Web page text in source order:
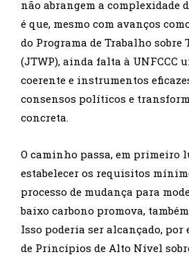
não abrangem a complexidade
é que, mesmo com avanços
do Programa de Trabalho sobre
(JTWP), ainda falta à UNFCCC
coerente e instrumentos
consensos políticos e
concreta.
O caminho passa, em primeiro
estabelecer os requisitos
processo de mudança para
baixo carbono promova,
Isso poderia ser alcançado, por
de Princípios de Alto Nível